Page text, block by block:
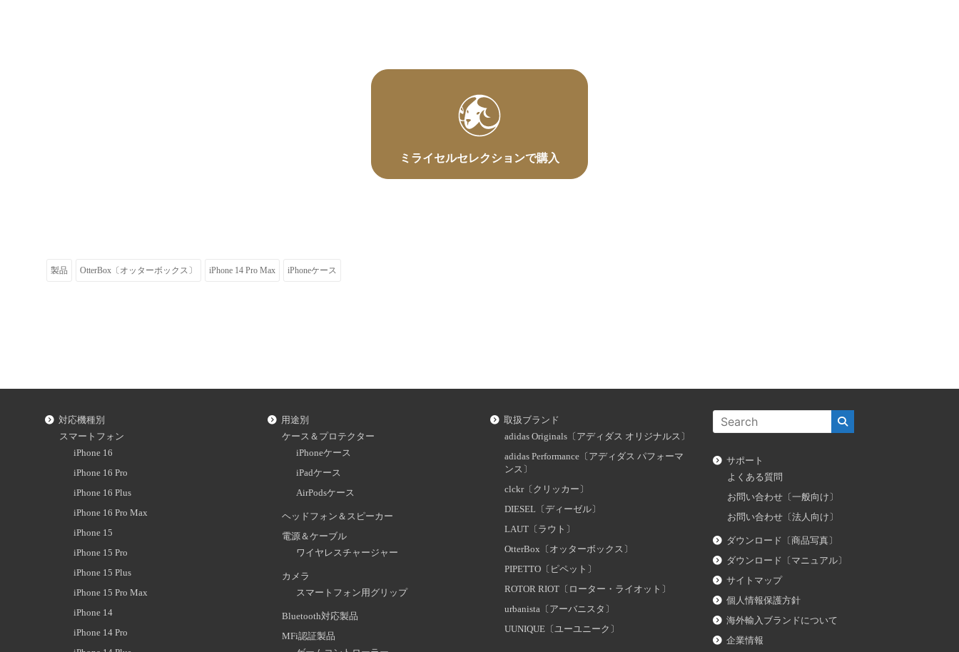
ミライセルセレクションで購入
製品 OtterBox〔オッターボックス〕 iPhone 14 Pro Max iPhoneケース
対応機種別
スマートフォン
iPhone 16
iPhone 16 Pro
iPhone 16 Plus
iPhone 16 Pro Max
iPhone 15
iPhone 15 Pro
iPhone 15 Plus
iPhone 15 Pro Max
iPhone 14
iPhone 14 Pro
用途別
ケース＆プロテクター
iPhoneケース
iPadケース
AirPodsケース
ヘッドフォン＆スピーカー
電源＆ケーブル
ワイヤレスチャージャー
カメラ
スマートフォン用グリップ
Bluetooth対応製品
MFi認証製品
取扱ブランド
adidas Originals〔アディダス オリジナルス〕
adidas Performance〔アディダス パフォーマ
ンス〕
clckr〔クリッカー〕
DIESEL〔ディーゼル〕
LAUT〔ラウト〕
OtterBox〔オッターボックス〕
PIPETTO〔ピペット〕
ROTOR RIOT〔ローター・ライオット〕
urbanista〔アーバニスタ〕
UUNIQUE〔ユーユニーク〕
サポート
よくある質問
お問い合わせ〔一般向け〕
お問い合わせ〔法人向け〕
ダウンロード〔商品写真〕
ダウンロード〔マニュアル〕
サイトマップ
個人情報保護方針
海外輸入ブランドについて
企業情報